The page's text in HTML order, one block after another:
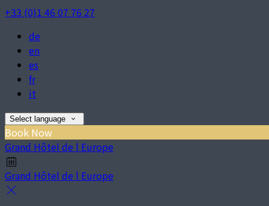
+33 (0)1 46 07 76 27
de
en
es
fr
it
Select language
Book Now
Grand Hôtel de l Europe
Grand Hôtel de l Europe